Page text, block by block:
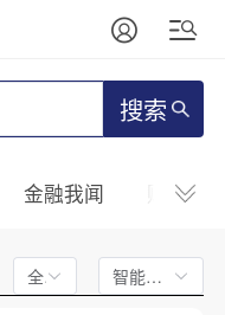
搜索
金融我闻 财新
全文 智能排序